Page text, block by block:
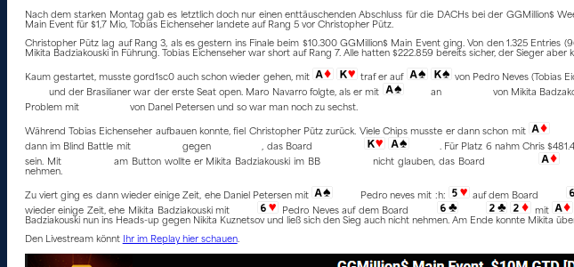
Nach dem starken Montag gab es letztlich doch nur einen enttäuschenden Abschluss für die DACHs bei der GGMillion$
Main Event für $1,7 Mio, Tobias Eichenseher landete auf Rang 5 vor Christopher Pütz.
Christopher Pütz lag auf Rang 3, als es gestern ins Finale beim $10.300 GGMillion$ Main Event ging. Von den 1.325 Entries
Mikita Badziakouski in Führung. Tobias Eichenseher war short auf Rang 7. Alle hatten $222.859 bereits sicher, der Sieger aber
Kaum gestartet, musste gord1sc0 auch schon wieder gehen, mit traf er auf
von Pedro Neves (Tobias
und der Brasilianer war der erste Seat open. Maro Navarro folgte, als er mit
an von Mikita
Problem mit
von Danel Petersen und so war man noch zu sechst.
Während Tobias Eichenseher aufbauen konnte, fiel Christopher Pütz zurück. Viele Chips musste er dann schon mit
dann im Blind Battle mit
gegen , das Board
. Für Platz 6 nahm Chris
sein. Mit
am Button wollte er Mikita Badziakouski im BB nicht glauben, das Board
nehmen.
Zu viert ging es dann wieder einige Zeit, ehe Daniel Petersen mit Pedro neves mit :h: auf dem Board
wieder einige Zeit, ehe Mikita Badziakouski mit
Pedro Neves auf dem Board mit
Badziakouski nun ins Heads-up gegen Nikita Kuznetsov und ließ sich den Sieg auch nicht nehmen. Am Ende konnte Mikita
Den Livestream könnt Ihr im Replay hier schauen.